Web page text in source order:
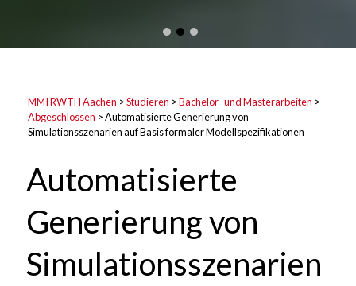
MMI RWTH Aachen >Studieren >Bachelor- und Masterarbeiten >
Abgeschlossen >Automatisierte Generierung von
Simulationsszenarien auf Basis formaler Modellspezifikationen
Automatisierte
Generierung von
Simulationsszenarien